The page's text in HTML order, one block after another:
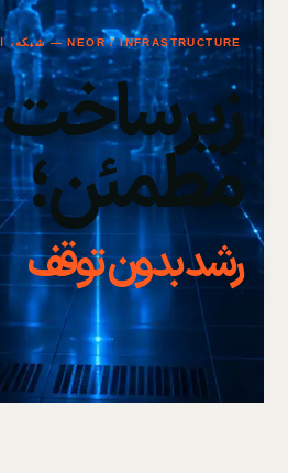
NEOR / INFRASTRUCTURE — شبکه، امنیت، ابر و عملیات
زیرساخت
مطمئن؛
رشد بدون توقف